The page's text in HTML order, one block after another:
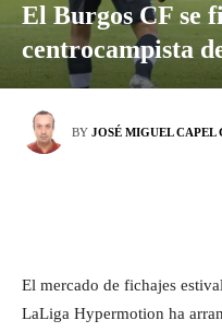
El Burgos CF se
centrocampista
BY JOSÉ MIGUEL CAPEL
El mercado de fichajes
LaLiga Hypermotion ha